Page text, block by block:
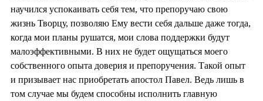
научился успокаивать себя тем, что препоручаю свою
жизнь Творцу, позволяю Ему вести себя дальше даже тогда,
когда мои планы рушатся, мои слова поддержки будут
малоэффективными. В них не будет ощущаться моего
собственного опыта доверия и препоручения. Такой опыт
и призывает нас приобретать апостол Павел. Ведь лишь в
том случае мы будем способны исполнить главную